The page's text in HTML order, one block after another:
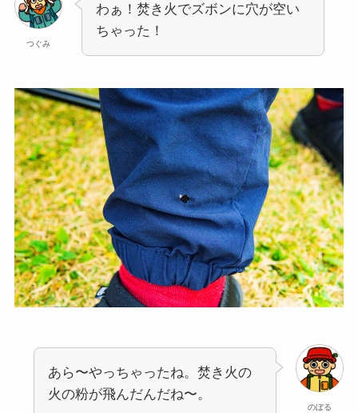
つぐみ
わぁ！焚き火でズボンに穴が空い
ちゃった！
のぼる
あら〜やっちゃったね。焚き火の
火の粉が飛んだんだね〜。